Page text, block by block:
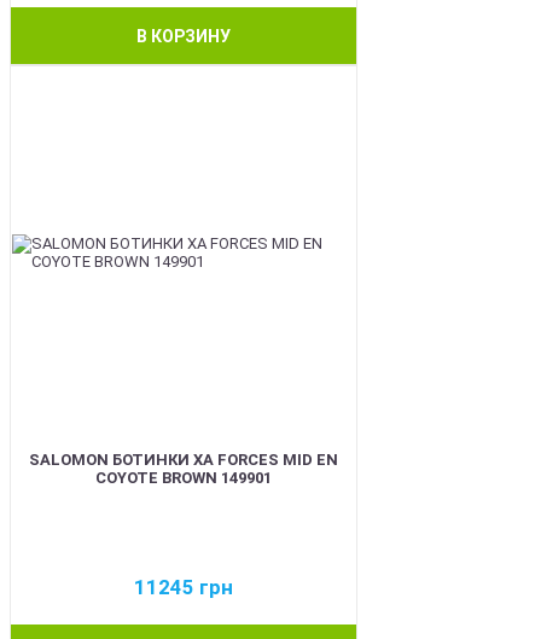
В КОРЗИНУ
SALOMON БОТИНКИ XA FORCES MID EN
COYOTE BROWN 149901
11245 грн